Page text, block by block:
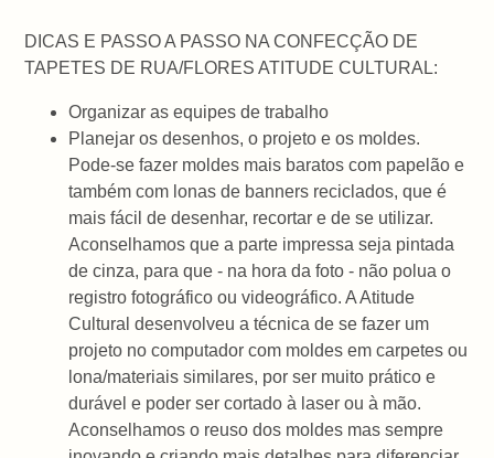
DICAS E PASSO A PASSO NA CONFECÇÃO DE
TAPETES DE RUA/FLORES ATITUDE CULTURAL:
Organizar as equipes de trabalho
Planejar os desenhos, o projeto e os moldes.
Pode-se fazer moldes mais baratos com papelão e
também com lonas de banners reciclados, que é
mais fácil de desenhar, recortar e de se utilizar.
Aconselhamos que a parte impressa seja pintada
de cinza, para que - na hora da foto - não polua o
registro fotográfico ou videográfico. A Atitude
Cultural desenvolveu a técnica de se fazer um
projeto no computador com moldes em carpetes ou
lona/materiais similares, por ser muito prático e
durável e poder ser cortado à laser ou à mão.
Aconselhamos o reuso dos moldes mas sempre